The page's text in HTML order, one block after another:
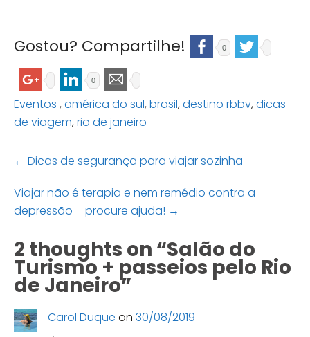
Gostou? Compartilhe! 0
0
Eventos ,américa do sul,brasil,destino rbbv,dicas
de viagem,rio de janeiro
Post
← Dicas de segurança para viajar sozinha
Viajar não é terapia e nem remédio contra a
depressão – procure ajuda! →
2 thoughts on “Salão do
Turismo + passeios pelo Rio
de Janeiro”
Carol Duque on 30/08/2019